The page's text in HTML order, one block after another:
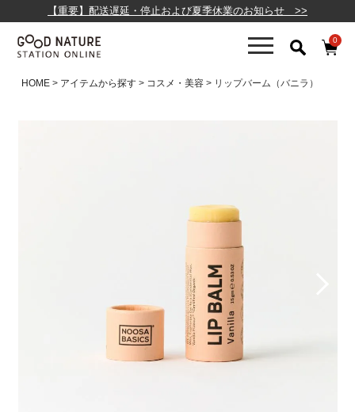
【重要】配送遅延・停止および夏季休業のお知らせ >>
0
HOME アイテムから探す コスメ・美容 リップバーム（バニラ）